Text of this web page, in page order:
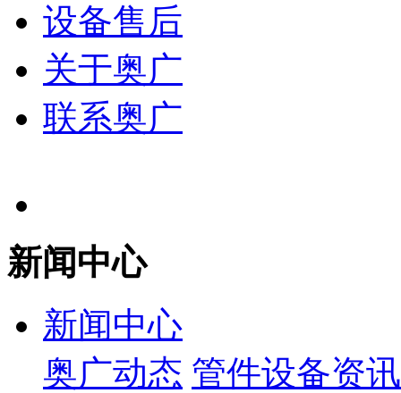
设备售后
关于奥广
联系奥广
新闻中心
新闻中心
奥广动态 管件设备资讯